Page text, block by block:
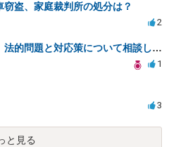
盗、家庭裁判所の処分は？
2
SNSでの未成年者録画、法的問題と対応策について相談したい
1
3
と見る